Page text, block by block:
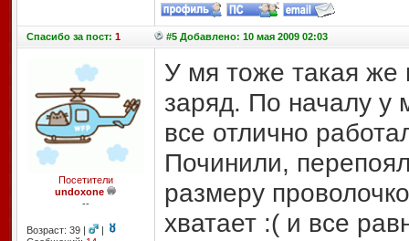
Спасибоза пост: 1 #5 Добавлено: 10 мая 2009 02:03
Посетители
undoxone
--
Возраст: 39 |
|
У мя тоже такая же
заряд. По началу у
все отлично
Починили,
размеру
хватает :( и все